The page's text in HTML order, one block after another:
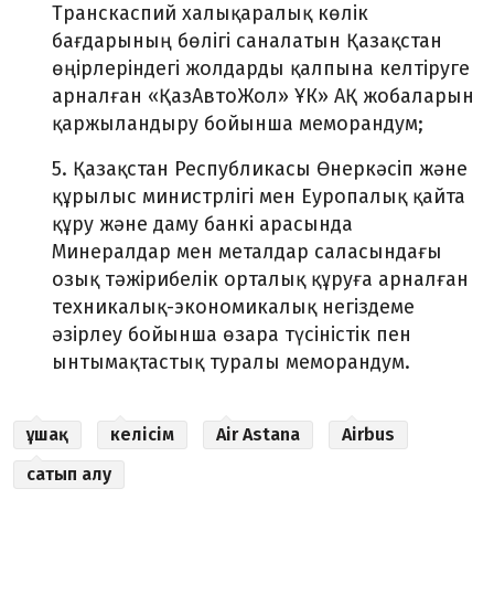
Транскаспий халықаралық көлік
бағдарының бөлігі саналатын Қазақстан
өңірлеріндегі жолдарды қалпына келтіруге
арналған «ҚазАвтоЖол» ҰК» АҚ жобаларын
қаржыландыру бойынша меморандум;
5. Қазақстан Республикасы Өнеркәсіп және
құрылыс министрлігі мен Еуропалық қайта
құру және даму банкі арасында
Минералдар мен металдар саласындағы
озық тәжірибелік орталық құруға арналған
техникалық-экономикалық негіздеме
әзірлеу бойынша өзара түсіністік пен
ынтымақтастық туралы меморандум.
ұшақ келісім Air Astana
Airbus
сатып алу